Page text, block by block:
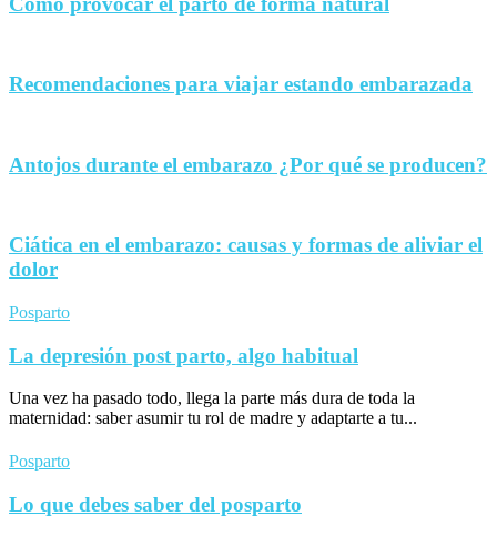
Recomendaciones para viajar estando embarazada
Antojos durante el embarazo ¿Por qué se producen?
Ciática en el embarazo: causas y formas de aliviar el
dolor
Posparto
La depresión post parto, algo habitual
Una vez ha pasado todo, llega la parte más dura de toda la
maternidad: saber asumir tu rol de madre y adaptarte a tu...
Posparto
Lo que debes saber del posparto